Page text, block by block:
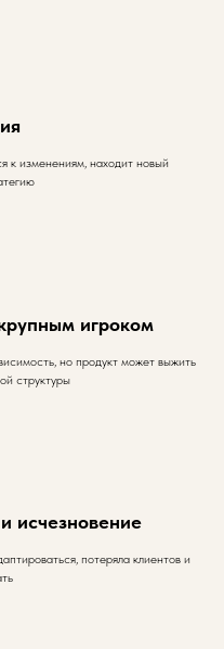
к изменениям, находит новый
игроком
но продукт может выжить
структуры
исчезновение
потеряла клиентов и